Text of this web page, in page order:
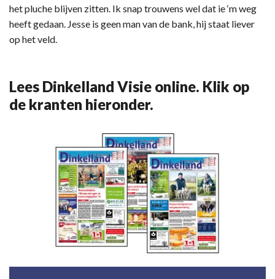
het pluche blijven zitten. Ik snap trouwens wel dat ie ‘m weg
heeft gedaan. Jesse is geen man van de bank, hij staat liever
op het veld.
Lees Dinkelland Visie online. Klik op
de kranten hieronder.